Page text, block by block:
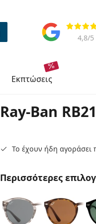
Αξιολογήσεις
4,8/5
εκπτώσεις
Ray-Ban
Το έχουν ήδη αγοράσει
Περισσότερες